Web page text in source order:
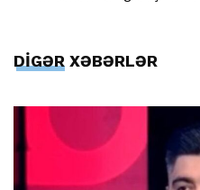
DİGƏR XƏBƏRLƏR